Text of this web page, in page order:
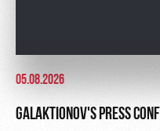
05.08.2026
GALAKTIONOV'S PRESS